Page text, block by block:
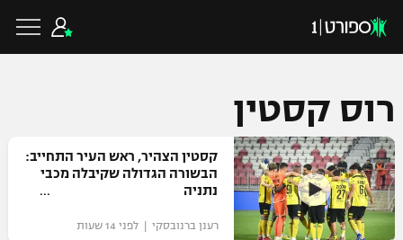
כדורגל ישראלי
ליגת העל
כדורגל עולמי
רוס קסטין
קסטין הצהיר, ראש העיר התחייב:
הבשורה הגדולה שקיבלה מכבי
נתניה
רענן ברנובסקי | לפני 14 שעות